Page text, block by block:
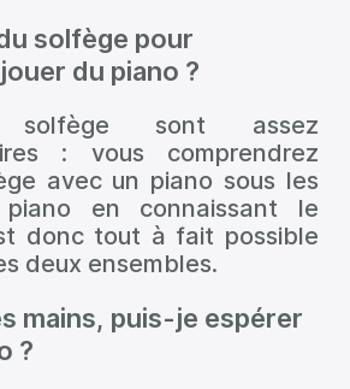
solfège pour
du piano ?
sont assez
: vous comprendrez
avec un piano sous les
en connaissant le
donc tout à fait possible
deux ensembles.
mains, puis-je espérer
?